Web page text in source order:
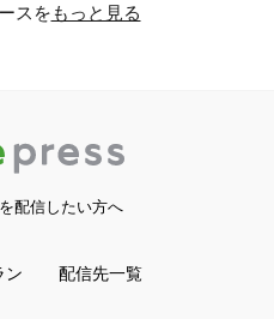
スをもっと見る
配信したい方へ
ン 配信先一覧